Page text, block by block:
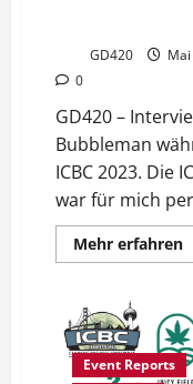
GD420
0
GD420 –
Bubbleman
ICBC 2023. Die
war für mich
Mehr erfahren
Event Reports